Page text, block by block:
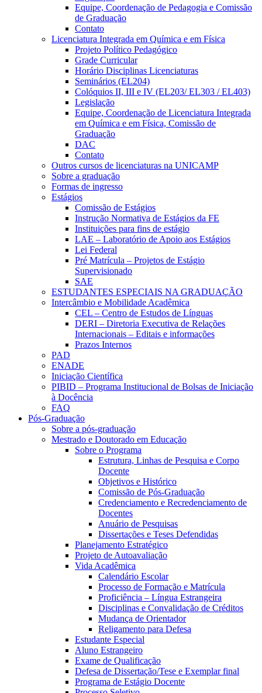
Equipe, Coordenação de Pedagogia e Comissão
de Graduação
Contato
Licenciatura Integrada em Química e em Física
Projeto Político Pedagógico
Grade Curricular
Horário Disciplinas Licenciaturas
Seminários (EL204)
Colóquios II, III e IV (EL203/ EL303 / EL403)
Legislação
Equipe, Coordenação de Licenciatura Integrada
em Química e em Física, Comissão de
Graduação
DAC
Contato
Outros cursos de licenciaturas na UNICAMP
Sobre a graduação
Formas de ingresso
Estágios
Comissão de Estágios
Instrução Normativa de Estágios da FE
Instituições para fins de estágio
LAE – Laboratório de Apoio aos Estágios
Lei Federal
Pré Matrícula – Projetos de Estágio
Supervisionado
SAE
ESTUDANTES ESPECIAIS NA GRADUAÇÃO
Intercâmbio e Mobilidade Acadêmica
CEL – Centro de Estudos de Línguas
DERI – Diretoria Executiva de Relações
Internacionais – Editais e informações
Prazos Internos
PAD
ENADE
Iniciação Científica
PIBID – Programa Institucional de Bolsas de Iniciação
à Docência
FAQ
Pós-Graduação
Sobre a pós-graduação
Mestrado e Doutorado em Educação
Sobre o Programa
Estrutura, Linhas de Pesquisa e Corpo
Docente
Objetivos e Histórico
Comissão de Pós-Graduação
Credenciamento e Recredenciamento de
Docentes
Anuário de Pesquisas
Dissertações e Teses Defendidas
Planejamento Estratégico
Projeto de Autoavaliação
Vida Acadêmica
Calendário Escolar
Processo de Formação e Matrícula
Proficiência – Língua Estrangeira
Disciplinas e Convalidação de Créditos
Mudança de Orientador
Religamento para Defesa
Estudante Especial
Aluno Estrangeiro
Exame de Qualificação
Defesa de Dissertação/Tese e Exemplar final
Programa de Estágio Docente